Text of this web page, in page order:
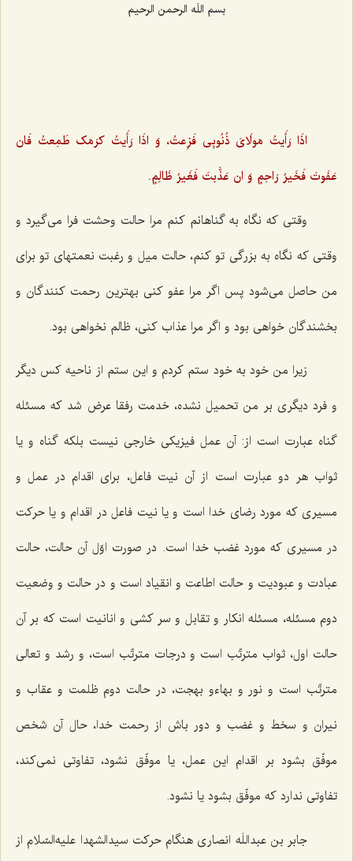
بسم اللَه الرحمن الرحیم‌
اذَا رَأَیتُ مَولَاىَ ذُنُوبِى فَزِعتُ، وَ اذَا رَأَیتُ کرَمَک طَمِعتُ فَان
عَفَوتَ فَخَیرُ رَاحِمٍ وَ ان عَذَّبتَ فَغَیرُ ظَالِمٍ.
وقتی که نگاه به گناهانم کنم مرا حالت وحشت فرا می‌گیرد و
وقتی که نگاه به بزرگی تو کنم، حالت میل و رغبت نعمتهای تو برای
من حاصل می‌شود پس اگر مرا عفو کنی بهترین رحمت کنندگان و
بخشندگان خواهی بود و اگر مرا عذاب کنی، ظالم نخواهی بود.
زیرا من خود به خود ستم کردم و این ستم از ناحیه کس دیگر
و فرد دیگری بر من تحمیل نشده، خدمت رفقا عرض شد که مسئله
گناه عبارت است از: آن عمل فیزیکی خارجی نیست بلکه گناه و یا
ثواب هر دو عبارت است از آن نیت فاعل، برای اقدام در عمل و
مسیری که مورد رضای خدا است و یا نیت فاعل در اقدام و یا حرکت
در مسیری که مورد غضب خدا است. در صورت اوّل آن حالت، حالت
عبادت و عبودیت و حالت اطاعت و انقیاد است و در حالت و وضعیت
دوم مسئله، مسئله انکار و تقابل و سر کشی و انانیت است که بر آن
حالت اول، ثواب مترتّب است و درجات مترتّب است، و رشد و تعالی
مترتّب است و نور و بهاءو بهجت، در حالت دوم ظلمت و عقاب و
نیران و سخط و غضب و دور باش از رحمت خدا، حال آن شخص
موفّق بشود بر اقدام این عمل، یا موفّق نشود، تفاوتی نمی‌کند،
تفاوتی ندارد که موفّق بشود یا نشود.
جابر بن عبداللَه انصاری هنگام حرکت سیدالشهدا علیه‌السّلام از